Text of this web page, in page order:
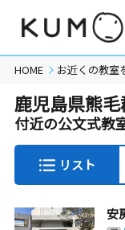
HOME お近くの教室
鹿児島県熊
付近の公文式教
リスト
安